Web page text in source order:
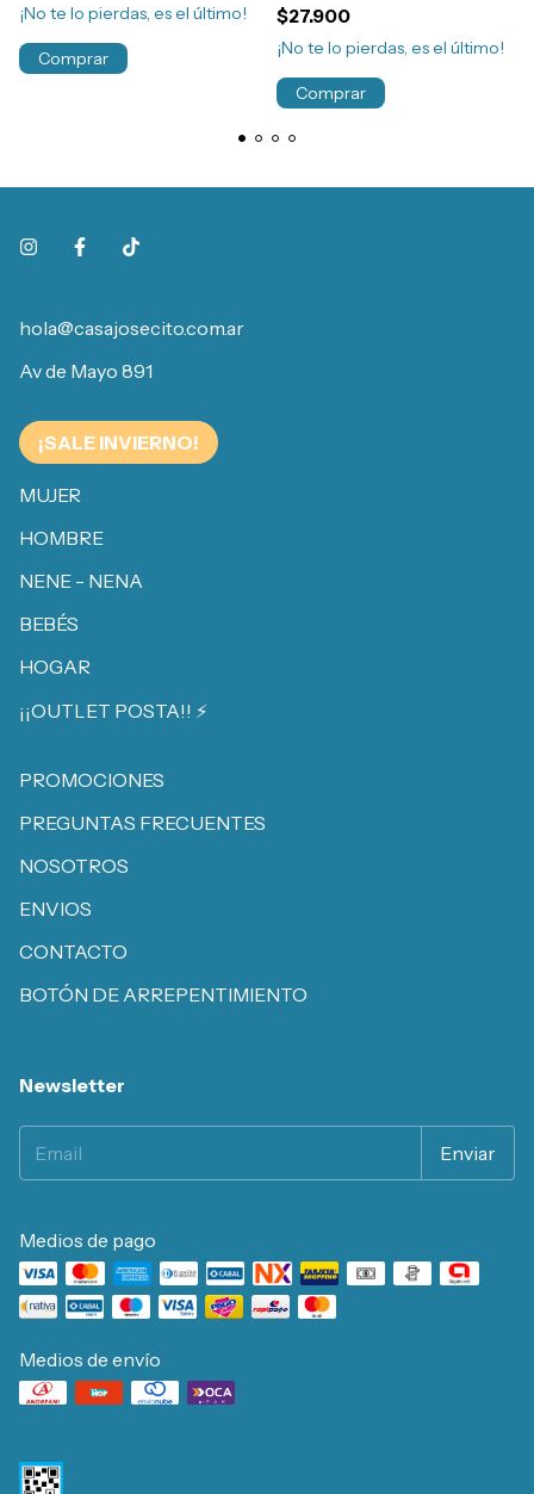
¡No te lo pierdas, es el último!
Comprar
Costura Art.840
$27.900
¡No te lo pierdas, es el último!
Comprar
hola@casajosecito.com.ar
Av de Mayo 891
¡SALE INVIERNO!
MUJER
HOMBRE
NENE - NENA
BEBÉS
HOGAR
¡¡OUTLET POSTA!! ⚡️
PROMOCIONES
PREGUNTAS FRECUENTES
NOSOTROS
ENVIOS
CONTACTO
BOTÓN DE ARREPENTIMIENTO
Newsletter
Medios de pago
Medios de envío